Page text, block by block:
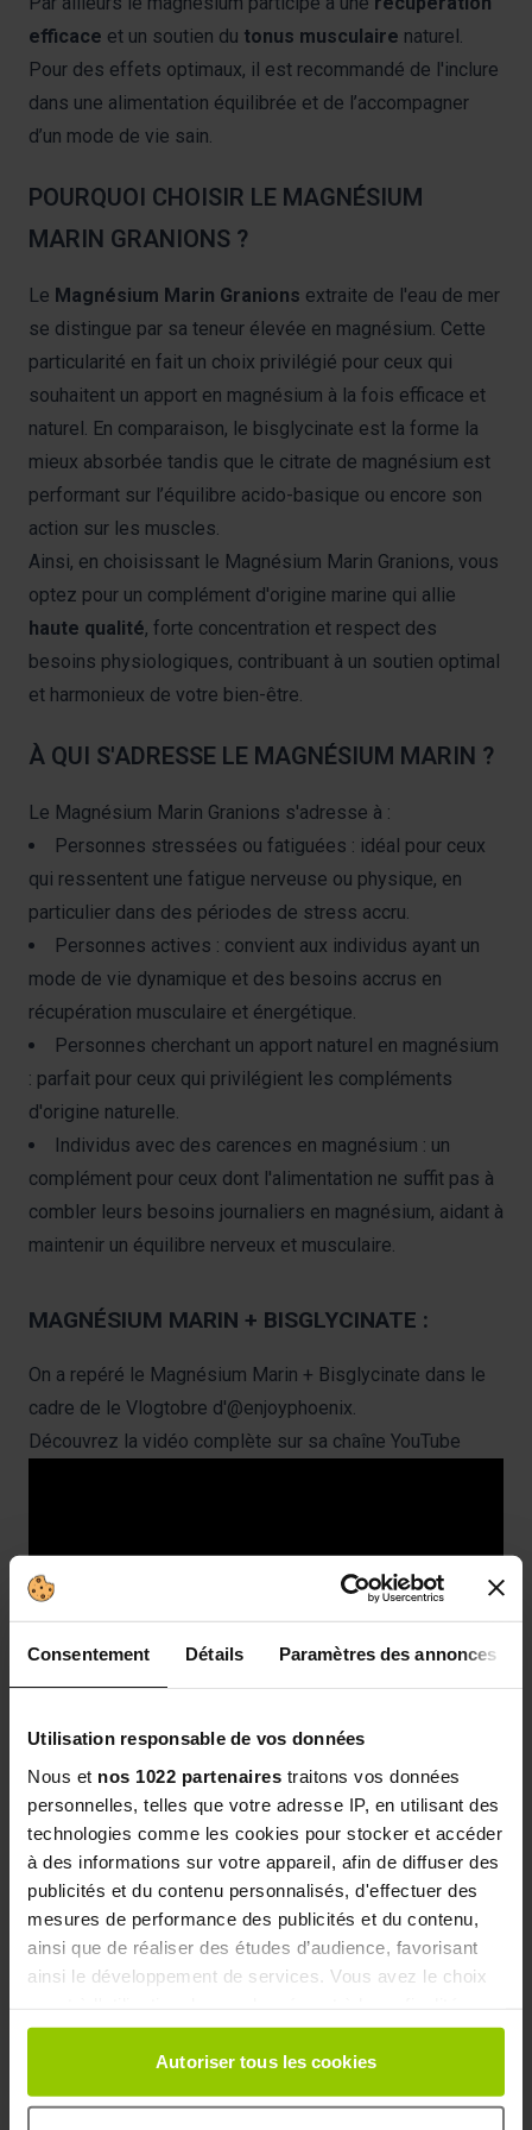
Consentement Détails Paramètres des annonces
Utilisation responsable de vos données
Nous et nos 1022 partenaires traitons vos données
personnelles, telles que votre adresse IP, en utilisant des
technologies comme les cookies pour stocker et accéder
à des informations sur votre appareil, afin de diffuser des
publicités et du contenu personnalisés, d'effectuer des
mesures de performance des publicités et du contenu,
ainsi que de réaliser des études d’audience, favorisant
ainsi le développement de services. Vous avez le choix
Vous pouvez modifier ou retirer votre consentement à
tout moment en consultant la Déclaration relative aux
cookies ou en cliquant sur l'icône de confidentialité.
Autoriser tous les cookies
efficace et un soutien du tonus musculaire naturel.
Pour des effets optimaux, il est recommandé de l'inclure
dans une alimentation équilibrée et de l’accompagner
d’un mode de vie sain.
POURQUOI CHOISIR LE MAGNÉSIUM
MARIN GRANIONS ?
Le Magnésium Marin Granions extraite de l'eau de mer
se distingue par sa teneur élevée en magnésium. Cette
particularité en fait un choix privilégié pour ceux qui
souhaitent un apport en magnésium à la fois efficace et
naturel. En comparaison, le bisglycinate est la forme la
mieux absorbée tandis que le citrate de magnésium est
performant sur l’équilibre acido-basique ou encore son
action sur les muscles.
Ainsi, en choisissant le Magnésium Marin Granions, vous
optez pour un complément d'origine marine qui allie
haute qualité, forte concentration et respect des
besoins physiologiques, contribuant à un soutien optimal
et harmonieux de votre bien-être.
À QUI S'ADRESSE LE MAGNÉSIUM MARIN ?
Le Magnésium Marin Granions s'adresse à :
Personnes stressées ou fatiguées : idéal pour ceux
qui ressentent une fatigue nerveuse ou physique, en
particulier dans des périodes de stress accru.
Personnes actives : convient aux individus ayant un
mode de vie dynamique et des besoins accrus en
récupération musculaire et énergétique.
Personnes cherchant un apport naturel en magnésium
: parfait pour ceux qui privilégient les compléments
d'origine naturelle.
Individus avec des carences en magnésium : un
complément pour ceux dont l'alimentation ne suffit pas à
combler leurs besoins journaliers en magnésium, aidant à
maintenir un équilibre nerveux et musculaire.
MAGNÉSIUM MARIN + BISGLYCINATE :
On a repéré le Magnésium Marin + Bisglycinate dans le
cadre de le Vlogtobre d'@enjoyphoenix.
Découvrez la vidéo complète sur sa chaîne YouTube
QUI SOMMES NOUS ?
Les oligo-éléments sont utilisés depuis l'Antiquité pour
des oligo-éléments unitaires, met tout son savoir-faire à
votre service pour vous proposer des actifs